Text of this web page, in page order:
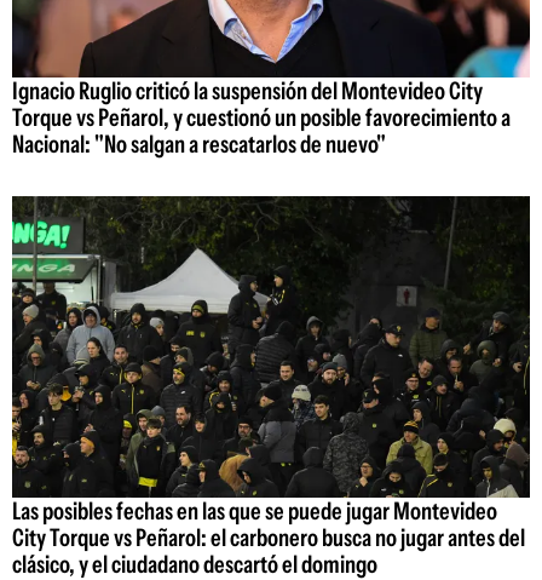
Ignacio Ruglio criticó la suspensión del Montevideo City
Torque vs Peñarol, y cuestionó un posible favorecimiento a
Nacional: "No salgan a rescatarlos de nuevo"
Las posibles fechas en las que se puede jugar Montevideo
City Torque vs Peñarol: el carbonero busca no jugar antes del
clásico, y el ciudadano descartó el domingo